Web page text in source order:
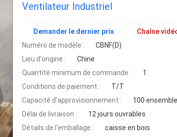
Ventilateur Industriel
Demander le dernier prix
Chaîne
Numéro de modèle :
CBNF(D)
Lieu d'origine :
Chine
Quantité minimum de commande :
1
Conditions de paiement :
T/T
Capacité d'approvisionnement :
100
Délai de livraison :
12 jours ouvrables
Détails de l'emballage :
caisse en bois